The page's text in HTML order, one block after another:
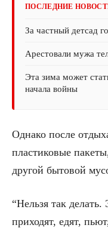
ПОСЛЕДНИЕ
За частный детсад
Арестовали мужа
Эта зима может
начала войны
Однако после
пластиковые
другой бытовой
“Нельзя так
приходят, едят,